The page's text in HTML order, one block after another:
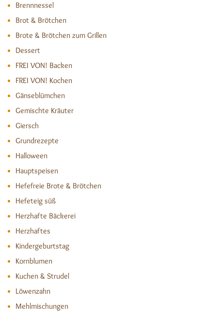
Brennnessel
Brot & Brötchen
Brote & Brötchen zum Grillen
Dessert
FREI VON! Backen
FREI VON! Kochen
Gänseblümchen
Gemischte Kräuter
Giersch
Grundrezepte
Halloween
Hauptspeisen
Hefefreie Brote & Brötchen
Hefeteig süß
Herzhafte Bäckerei
Herzhaftes
Kindergeburtstag
Kornblumen
Kuchen & Strudel
Löwenzahn
Mehlmischungen